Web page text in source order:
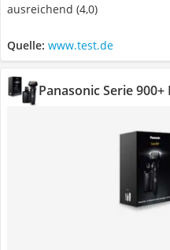
ausreichend (4,0)
Quelle: www.test.de
Panasonic Serie 900+